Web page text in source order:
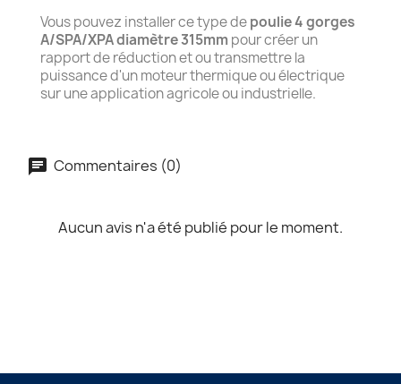
Vous pouvez installer ce type depoulie 4 gorges
A/SPA/XPA diamètre 315mm pour créer un
rapport de réduction et ou transmettre la
puissance d'un moteur thermique ou électrique
sur une application agricole ou industrielle.
Commentaires (0)
Aucun avis n'a été publié pour le moment.